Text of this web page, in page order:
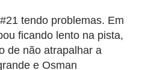
tendo problemas. Em
ficando lento na pista,
de não atrapalhar a
e Osman